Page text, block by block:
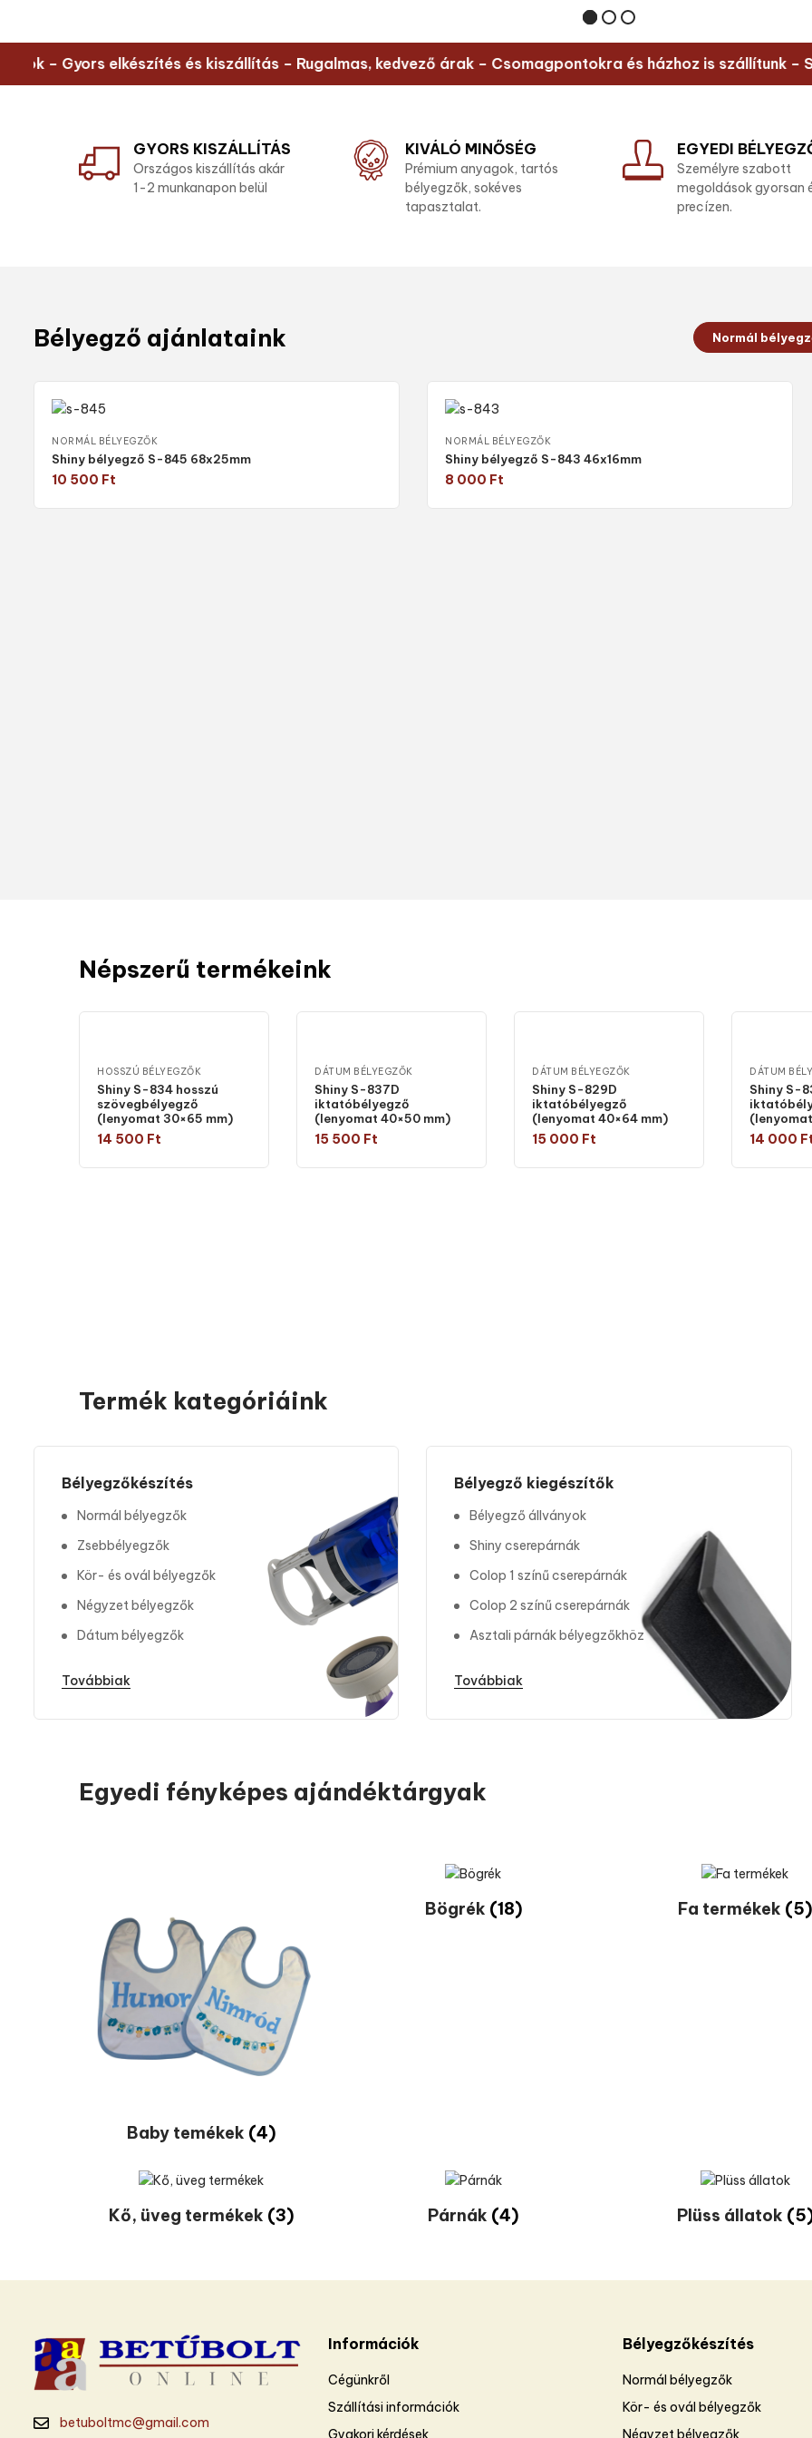
– Gyors elkészítés és kiszállítás – Rugalmas, kedvező árak – Csomagpontokra és házhoz is szállítunk –
GYORS KISZÁLLÍTÁS
Országos kiszállítás akár
1-2 munkanapon belül
KIVÁLÓ MINŐSÉG
Prémium anyagok, tartós
bélyegzők, sokéves
tapasztalat.
EGYEDI
Személyre szabott
megoldások gyorsan
precízen.
Bélyegző ajánlataink Normál
NORMÁL BÉLYEGZŐK
Shiny bélyegző S-845 68x25mm
10 500 Ft
Válasszon típust
NORMÁL BÉLYEGZŐK
Shiny bélyegző S-843 46x16mm
8 000 Ft
Válasszon típust
Népszerű termékeink
HOSSZÚ BÉLYEGZŐK
Shiny S-834 hosszú
szövegbélyegző
(lenyomat 30×65 mm)
14 500 Ft
Válasszon típust
DÁTUM BÉLYEGZŐK
Shiny S-837D
iktatóbélyegző
(lenyomat 40×50 mm)
15 500 Ft
Válasszon típust
DÁTUM BÉLYEGZŐK
Shiny S-829D
iktatóbélyegző
(lenyomat 40×64 mm)
15 000 Ft
Válasszon típust
DÁTUM
Shiny S-
14 000
Termék kategóriáink
Bélyegzőkészítés
Normál bélyegzők
Zsebbélyegzők
Kör- és ovál bélyegzők
Négyzet bélyegzők
Dátum bélyegzők
Továbbiak
Bélyegző kiegészítők
Bélyegző állványok
Shiny cserepárnák
Colop 1 színű cserepárnák
Colop 2 színű cserepárnák
Asztali párnák bélyegzőkhöz
Továbbiak
Egyedi fényképes ajándéktárgyak
Baby temékek (4)
Bögrék (18) Fa termékek (5)
Kő, üveg termékek (3) Párnák (4) Plüss állatok
betuboltmc@gmail.com
Információk
Cégünkről
Szállítási információk
Bélyegzőkészítés
Normál bélyegzők
Kör- és ovál bélyegzők